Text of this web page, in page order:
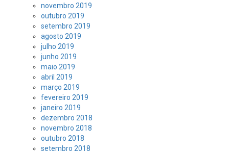
novembro 2019
outubro 2019
setembro 2019
agosto 2019
julho 2019
junho 2019
maio 2019
abril 2019
março 2019
fevereiro 2019
janeiro 2019
dezembro 2018
novembro 2018
outubro 2018
setembro 2018